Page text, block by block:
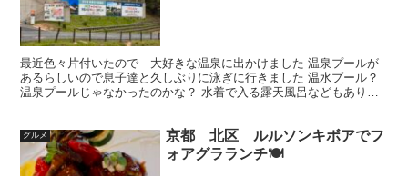
最近色々片付いたので 大好きな温泉に出かけました 温泉プールが
あるらしいので息子達と久しぶりに泳ぎに行きました 温水プール？
温泉プールじゃなかったのかな？ 水着で入る露天風呂などもあり
グルメ
京都 北区 ルルソンキボアでフ
ォアグラランチ🍽️